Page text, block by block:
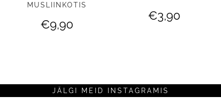
MUSLIINKOTIS
€9,90
€3,90
JÄLGI MEID INSTAGRAMIS